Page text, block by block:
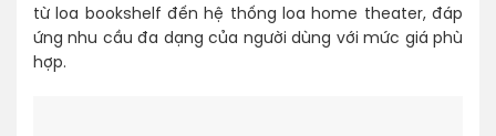
từ loa bookshelf đến hệ thống loa home theater, đáp
ứng nhu cầu đa dạng của người dùng với mức giá phù
hợp.